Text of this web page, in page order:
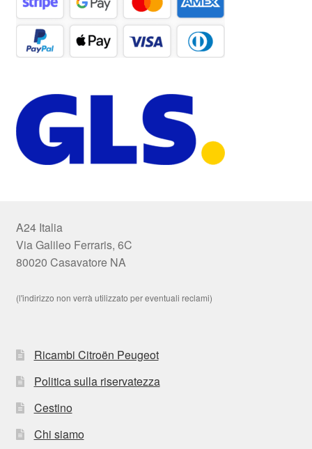
A24 Italia
Via Galileo Ferraris, 6C
80020 Casavatore NA
(l'indirizzo non verrà utilizzato per eventuali reclami)
Ricambi Citroën Peugeot
Politica sulla riservatezza
Cestino
Chi siamo